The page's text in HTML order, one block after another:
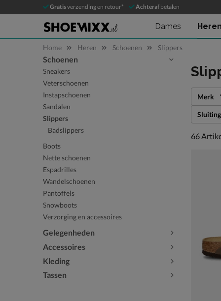
Gratisverzending en retour* Achteraf betalen
Dames Heren
Home Heren Schoenen Slippers
Sla categorieën over
Schoenen
Sneakers
Veterschoenen
Instapschoenen
Sandalen
Slippers
Badslippers
Boots
Nette schoenen
Espadrilles
Wandelschoenen
Pantoffels
Snowboots
Verzorging en accessoires
Gelegenheden
Accessoires
Kleding
Tassen
Merk
Sluiting
66
66